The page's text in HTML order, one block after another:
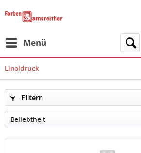
Menü
Linoldruck
Filtern